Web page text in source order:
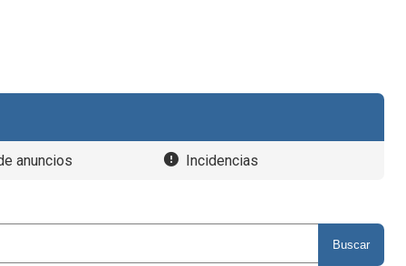
anuncios Incidencias